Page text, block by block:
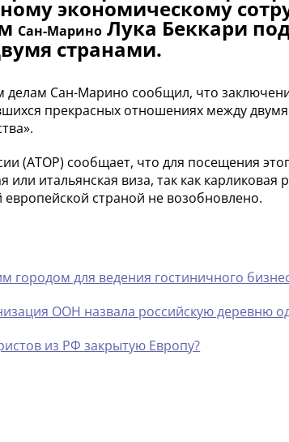
экономическому
Сан-Марино Лука Беккари
странами.
делам Сан-Марино сообщил, что
прекрасных отношениях между
(АТОР) сообщает, что для посещения
или итальянская виза, так как
страной не возобновлено.
городом для ведения гостиничного
ООН назвала российскую деревню
из РФ закрытую Европу?